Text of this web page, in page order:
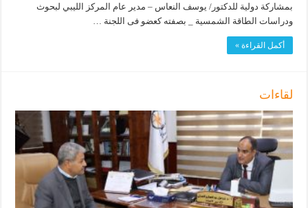
بمشاركة دولية للدكتور/ يوسف النعاس – مدير عام المركز الليبي لبحوث
ودراسات الطاقة الشمسية _ بصفته كعضو فى اللجنة …
أكمل القراءة »
لقاءات